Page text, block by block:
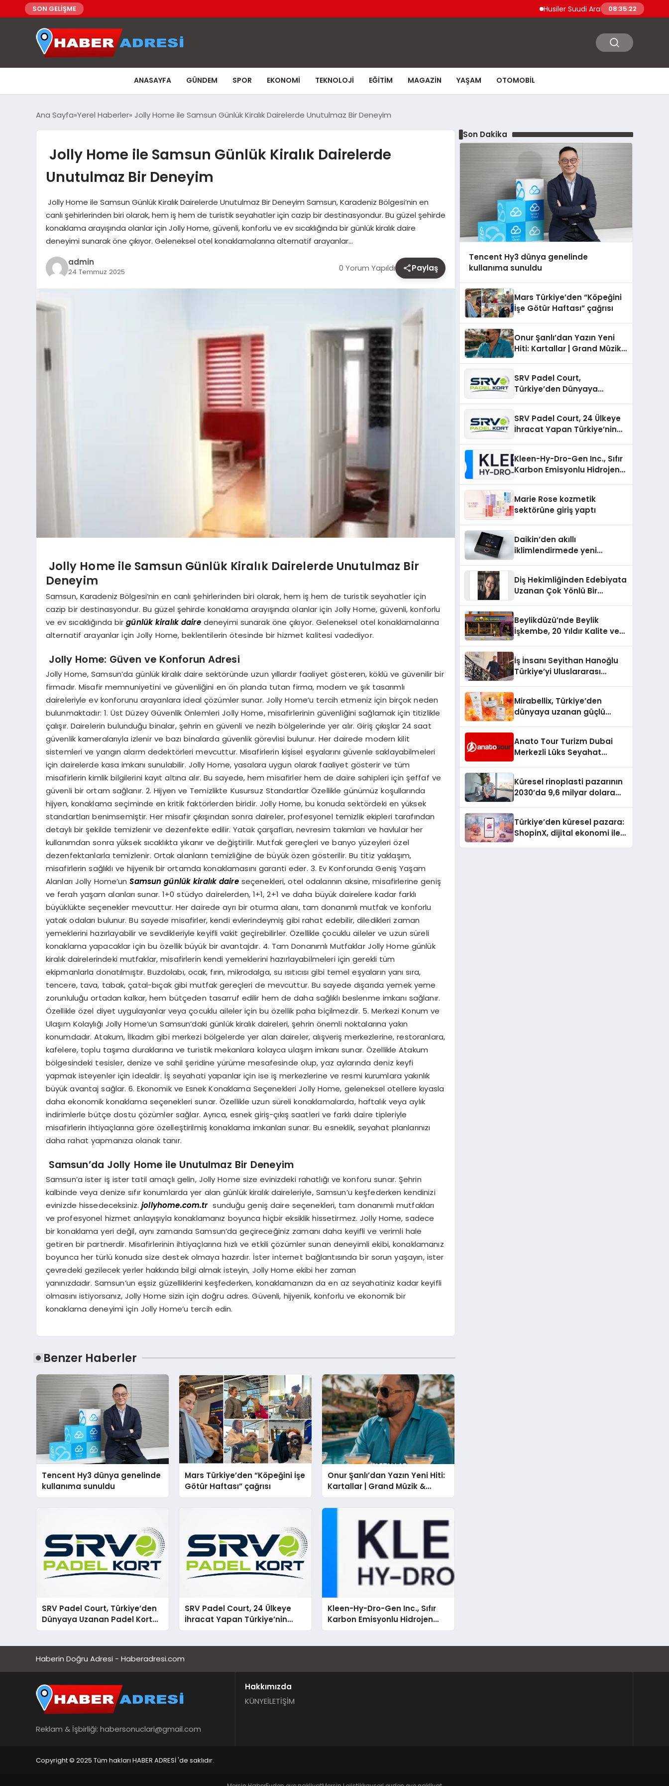
SON GELİŞME Husiler Suudi Arabistan Necran08:35:23
ANASAYFA GÜNDEM SPOR EKONOMI TEKNOLOJI EĞITIM MAGAZIN YAŞAM OTOMOBIL
Ana Sayfa Yerel Haberler Jolly Home ile Samsun Günlük Kiralık Dairelerde Unutulmaz Bir Deneyim
Jolly Home ile Samsun Günlük Kiralık Dairelerde
Unutulmaz Bir Deneyim
Jolly Home ile Samsun Günlük Kiralık Dairelerde Unutulmaz Bir Deneyim Samsun, Karadeniz Bölgesi’nin en
canlı şehirlerinden biri olarak, hem iş hem de turistik seyahatler için cazip bir destinasyondur. Bu güzel şehirde
konaklama arayışında olanlar için Jolly Home, güvenli, konforlu ve ev sıcaklığında bir günlük kiralık daire
deneyimi sunarak öne çıkıyor. Geleneksel otel konaklamalarına alternatif arayanlar…
admin
24 Temmuz 2025 0 Yorum Yapıldı Paylaş
Jolly Home ile Samsun Günlük Kiralık Dairelerde Unutulmaz Bir
Deneyim
Samsun, Karadeniz Bölgesi’nin en canlı şehirlerinden biri olarak, hem iş hem de turistik seyahatler için
cazip bir destinasyondur. Bu güzel şehirde konaklama arayışında olanlar için Jolly Home, güvenli, konforlu
ve ev sıcaklığında birgünlük kiralık dairedeneyimi sunarak öne çıkıyor. Geleneksel otel konaklamalarına
alternatif arayanlar için Jolly Home, beklentilerin ötesinde bir hizmet kalitesi vadediyor.
Jolly Home: Güven ve Konforun Adresi
Jolly Home, Samsun’da günlük kiralık daire sektöründe uzun yıllardır faaliyet gösteren, köklü ve güvenilir bir
firmadır. Misafir memnuniyetini ve güvenliğini en ön planda tutan firma, modern ve şık tasarımlı
daireleriyle ev konforunu arayanlara ideal çözümler sunar. Jolly Home’u tercih etmeniz için birçok neden
bulunmaktadır: 1. Üst Düzey Güvenlik Önlemleri Jolly Home, misafirlerinin güvenliğini sağlamak için titizlikle
çalışır. Dairelerin bulunduğu binalar, şehrin en güvenli ve nezih bölgelerinde yer alır. Giriş çıkışlar 24 saat
güvenlik kameralarıyla izlenir ve bazı binalarda güvenlik görevlisi bulunur. Her dairede modern kilit
sistemleri ve yangın alarm dedektörleri mevcuttur. Misafirlerin kişisel eşyalarını güvenle saklayabilmeleri
için dairelerde kasa imkanı sunulabilir. Jolly Home, yasalara uygun olarak faaliyet gösterir ve tüm
misafirlerin kimlik bilgilerini kayıt altına alır. Bu sayede, hem misafirler hem de daire sahipleri için şeffaf ve
güvenli bir ortam sağlanır. 2. Hijyen ve Temizlikte Kusursuz Standartlar Özellikle günümüz koşullarında
hijyen, konaklama seçiminde en kritik faktörlerden biridir. Jolly Home, bu konuda sektördeki en yüksek
standartları benimsemiştir. Her misafir çıkışından sonra daireler, profesyonel temizlik ekipleri tarafından
detaylı bir şekilde temizlenir ve dezenfekte edilir. Yatak çarşafları, nevresim takımları ve havlular her
kullanımdan sonra yüksek sıcaklıkta yıkanır ve değiştirilir. Mutfak gereçleri ve banyo yüzeyleri özel
dezenfektanlarla temizlenir. Ortak alanların temizliğine de büyük özen gösterilir. Bu titiz yaklaşım,
misafirlerin sağlıklı ve hijyenik bir ortamda konaklamasını garanti eder. 3. Ev Konforunda Geniş Yaşam
Alanları Jolly Home’unSamsun günlük kiralık daire seçenekleri, otel odalarının aksine, misafirlerine geniş
ve ferah yaşam alanları sunar. 1+0 stüdyo dairelerden, 1+1, 2+1 ve daha büyük dairelere kadar farklı
büyüklükte seçenekler mevcuttur. Her dairede ayrı bir oturma alanı, tam donanımlı mutfak ve konforlu
yatak odaları bulunur. Bu sayede misafirler, kendi evlerindeymiş gibi rahat edebilir, diledikleri zaman
yemeklerini hazırlayabilir ve sevdikleriyle keyifli vakit geçirebilirler. Özellikle çocuklu aileler ve uzun süreli
konaklama yapacaklar için bu özellik büyük bir avantajdır. 4. Tam Donanımlı Mutfaklar Jolly Home günlük
kiralık dairelerindeki mutfaklar, misafirlerin kendi yemeklerini hazırlayabilmeleri için gerekli tüm
ekipmanlarla donatılmıştır. Buzdolabı, ocak, fırın, mikrodalga, su ısıtıcısı gibi temel eşyaların yanı sıra,
tencere, tava, tabak, çatal-bıçak gibi mutfak gereçleri de mevcuttur. Bu sayede dışarıda yemek yeme
zorunluluğu ortadan kalkar, hem bütçeden tasarruf edilir hem de daha sağlıklı beslenme imkanı sağlanır.
Özellikle özel diyet uygulayanlar veya çocuklu aileler için bu özellik paha biçilmezdir. 5. Merkezi Konum ve
Ulaşım Kolaylığı Jolly Home’un Samsun’daki günlük kiralık daireleri, şehrin önemli noktalarına yakın
konumdadır. Atakum, İlkadım gibi merkezi bölgelerde yer alan daireler, alışveriş merkezlerine, restoranlara,
kafelere, toplu taşıma duraklarına ve turistik mekanlara kolayca ulaşım imkanı sunar. Özellikle Atakum
bölgesindeki tesisler, denize ve sahil şeridine yürüme mesafesinde olup, yaz aylarında deniz keyfi
yapmak isteyenler için idealdir. İş seyahati yapanlar için ise iş merkezlerine ve resmi kurumlara yakınlık
büyük avantaj sağlar. 6. Ekonomik ve Esnek Konaklama Seçenekleri Jolly Home, geleneksel otellere kıyasla
daha ekonomik konaklama seçenekleri sunar. Özellikle uzun süreli konaklamalarda, haftalık veya aylık
indirimlerle bütçe dostu çözümler sağlar. Ayrıca, esnek giriş-çıkış saatleri ve farklı daire tipleriyle
misafirlerin ihtiyaçlarına göre özelleştirilmiş konaklama imkanları sunar. Bu esneklik, seyahat planlarınızı
daha rahat yapmanıza olanak tanır.
Samsun’da Jolly Home ile Unutulmaz Bir Deneyim
Samsun’a ister iş ister tatil amaçlı gelin, Jolly Home size evinizdeki rahatlığı ve konforu sunar. Şehrin
kalbinde veya denize sıfır konumlarda yer alan günlük kiralık daireleriyle, Samsun’u keşfederken kendinizi
evinizde hissedeceksiniz.jollyhome.com.trsunduğu geniş daire seçenekleri, tam donanımlı mutfakları
ve profesyonel hizmet anlayışıyla konaklamanız boyunca hiçbir eksiklik hissetirmez. Jolly Home, sadece
bir konaklama yeri değil, aynı zamanda Samsun’da geçireceğiniz zamanı daha keyifli ve verimli hale
getiren bir partnerdir. Misafirlerinin ihtiyaçlarına hızlı ve etkili çözümler sunan deneyimli ekibi, konaklamanız
boyunca her türlü konuda size destek olmaya hazırdır. İster internet bağlantısında bir sorun yaşayın, ister
çevredeki gezilecek yerler hakkında bilgi almak isteyin, Jolly Home ekibi her zaman
yanınızdadır. Samsun’un eşsiz güzelliklerini keşfederken, konaklamanızın da en az seyahatiniz kadar keyifli
olmasını istiyorsanız, Jolly Home sizin için doğru adres. Güvenli, hijyenik, konforlu ve ekonomik bir
konaklama deneyimi için Jolly Home’u tercih edin.
Benzer Haberler
Tencent Hy3 dünya genelinde
kullanıma sunuldu
Mars Türkiye’den “Köpeğini İşe
Götür Haftası” çağrısı
Onur Şanlı’dan Yazın Yeni Hiti:
Kartallar | Grand Müzik &
Nihat Ulaş İmzalı Yeni Şarkı
SRV Padel Court, Türkiye’den
Dünyaya Uzanan Padel Kort
Üretiminde Güvenin Adresi
SRV Padel Court, 24 Ülkeye
İhracat Yapan Türkiye’nin
Padel Kortu Üretim Gücü
Kleen-Hy-Dro-Gen Inc., Sıfır
Karbon Emisyonlu Hidrojen
Isıtma Teknolojisinde ISO ve
Son Dakika
Tencent Hy3 dünya genelinde
kullanıma sunuldu
Mars Türkiye’den “Köpeğini
İşe Götür Haftası” çağrısı
Onur Şanlı’dan Yazın Yeni
Hiti: Kartallar | Grand Müzik
SRV Padel Court,
Türkiye’den Dünyaya
SRV Padel Court, 24 Ülkeye
İhracat Yapan Türkiye’nin
Kleen-Hy-Dro-Gen Inc., Sıfır
Karbon Emisyonlu Hidrojen
Aldı
Marie Rose kozmetik
sektörüne giriş yaptı
Daikin’den akıllı
iklimlendirmede yeni
Diş Hekimliğinden Edebiyata
Uzanan Çok Yönlü Bir
Beylikdüzü’nde Beylik
İşkembe, 20 Yıldır Kalite ve
İş İnsanı Seyithan Hanoğlu
Türkiye’yi Uluslararası
Mirabellix, Türkiye’den
dünyaya uzanan güçlü
Anato Tour Turizm Dubai
Merkezli Lüks Seyahat
Küresel rinoplasti pazarının
2030’da 9,6 milyar dolara
Türkiye’den küresel pazara:
ShopinX, dijital ekonomi ile
Haberin Doğru Adresi - Haberadresi.com
Reklam & İşbirliği: habersonuclari@gmail.com
Hakkımızda
KÜNYEİLETİŞİM
Copyright © 2025 Tüm hakları HABER ADRESİ 'de saklıdır.